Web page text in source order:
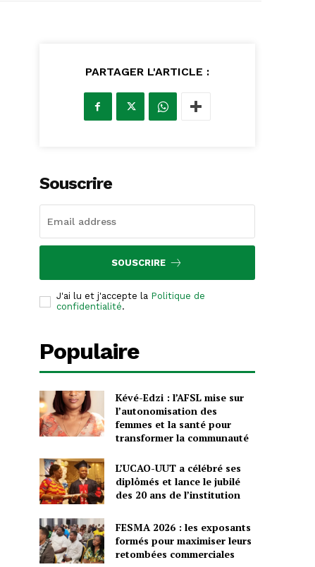
PARTAGER L'ARTICLE :
Souscrire
SOUSCRIRE
J'ai lu et j'accepte la Politique de
confidentialité.
Populaire
Kévé-Edzi : l’AFSL mise sur
l’autonomisation des
femmes et la santé pour
transformer la communauté
L’UCAO-UUT a célébré ses
diplômés et lance le jubilé
des 20 ans de l’institution
FESMA 2026 : les exposants
formés pour maximiser leurs
retombées commerciales